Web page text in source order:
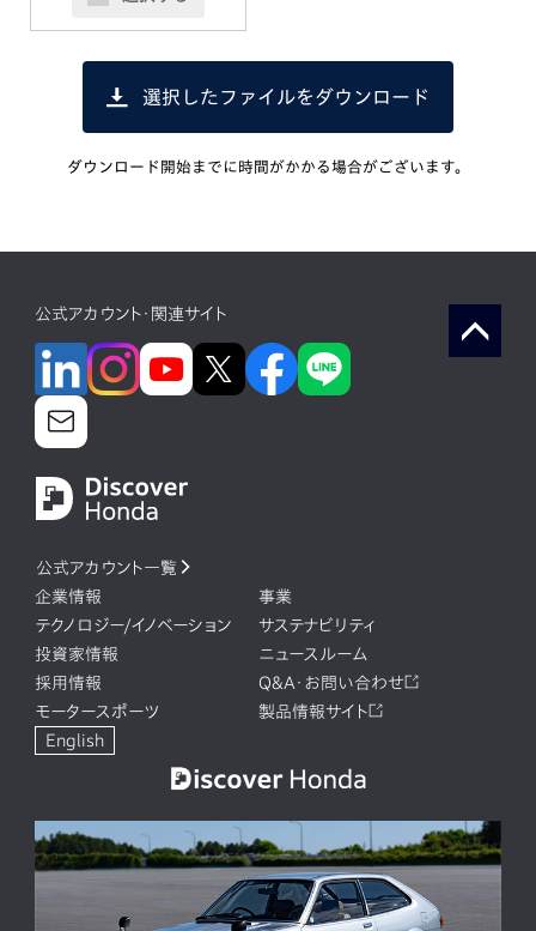
選択したファイルをダウンロード
ダウンロード開始までに時間がかかる場合がございます。
公式アカウント・関連サイト
公式アカウント一覧
企業情報
事業
テクノロジー/イノベーション
サステナビリティ
投資家情報
ニュースルーム
採用情報
Q&A・お問い合わせ
モータースポーツ
製品情報サイト
English